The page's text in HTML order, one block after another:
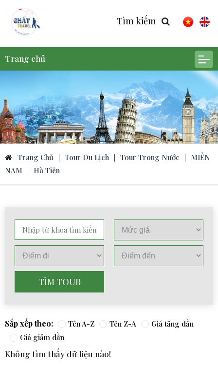
Tìm kiếm
Trang chủ
Trang Chủ Tour Du Lịch Tour Trong Nước
MIỀN
NAM
Hà Tiên
TÌM TOUR
Sắp xếp theo: Tên A-Z Tên Z-A
Giá tăng dần
Giá giảm dần
Không tìm thấy dữ liệu nào!